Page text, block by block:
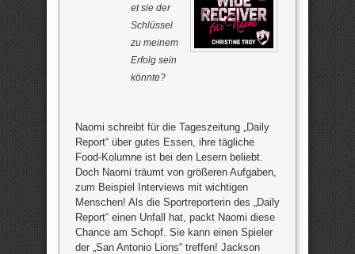
et sie der
Schlüssel
zu meinem
Erfolg sein
könnte?
Naomi schreibt für die Tageszeitung „Daily
Report“ über gutes Essen, ihre tägliche
Food-Kolumne ist bei den Lesern beliebt.
Doch Naomi träumt von größeren Aufgaben,
zum Beispiel Interviews mit wichtigen
Menschen! Als die Sportreporterin des „Daily
Report“ einen Unfall hat, packt Naomi diese
Chance am Schopf. Sie kann einen Spieler
der „San Antonio Lions“ treffen! Jackson